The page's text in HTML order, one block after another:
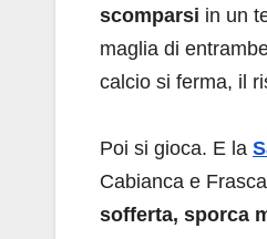
scomparsi in un
maglia di
calcio si ferma, il
Poi si gioca. E la
Cabianca e
sofferta, sporca